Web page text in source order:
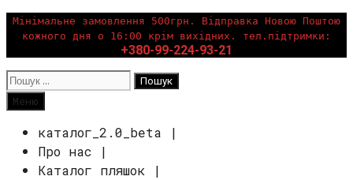
Перейти
вмісту
Мінімальне замовлення 500грн. Відправка Новою Поштою
кожного дня о 16:00 крім вихідних. тел.підтримки:
+380-99-224-93-21
Пошук:
Пошук
Меню
каталог_2.0_beta |
Про нас |
Каталог пляшок |